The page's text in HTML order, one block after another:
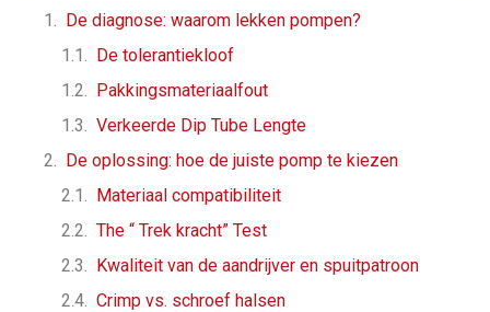
De diagnose: waarom lekken pompen?
De tolerantiekloof
Pakkingsmateriaalfout
Verkeerde Dip Tube Lengte
De oplossing: hoe de juiste pomp te kiezen
Materiaal compatibiliteit
The “ Trek kracht” Test
Kwaliteit van de aandrijver en spuitpatroon
Crimp vs. schroef halsen